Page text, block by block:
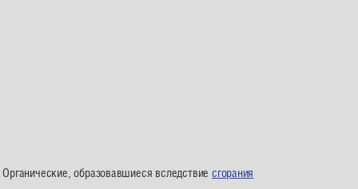
образовавшиеся вследствие сгорания